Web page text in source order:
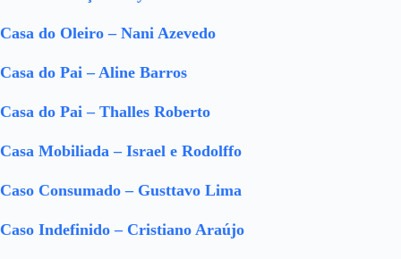
Casa do Oleiro – Nani Azevedo
Casa do Pai – Aline Barros
Casa do Pai – Thalles Roberto
Casa Mobiliada – Israel e Rodolffo
Caso Consumado – Gusttavo Lima
Caso Indefinido – Cristiano Araújo